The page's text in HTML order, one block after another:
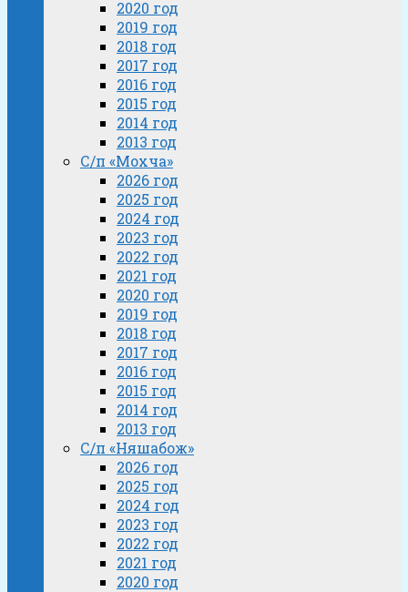
2020 год
2019 год
2018 год
2017 год
2016 год
2015 год
2014 год
2013 год
С/п «Мохча»
2026 год
2025 год
2024 год
2023 год
2022 год
2021 год
2020 год
2019 год
2018 год
2017 год
2016 год
2015 год
2014 год
2013 год
С/п «Няшабож»
2026 год
2025 год
2024 год
2023 год
2022 год
2021 год
2020 год